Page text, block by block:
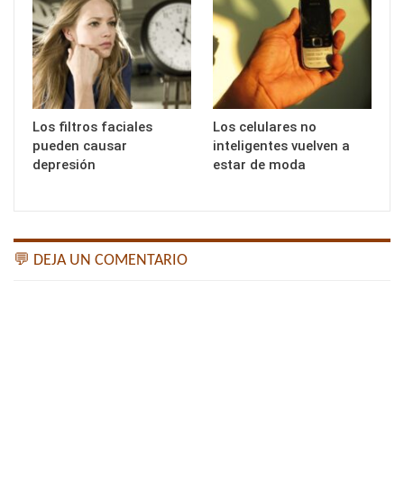
Los filtros faciales
pueden causar
depresión
Los celulares no
inteligentes vuelven a
estar de moda
💬 DEJA UN COMENTARIO